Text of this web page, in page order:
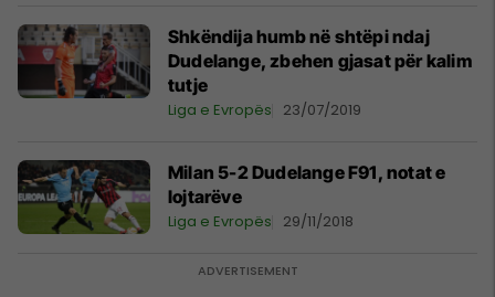
Shkëndija humb në shtëpi ndaj
Dudelange, zbehen gjasat për kalim
tutje
Liga e Evropës 23/07/2019
Milan 5-2 Dudelange F91, notat e
lojtarëve
Liga e Evropës 29/11/2018